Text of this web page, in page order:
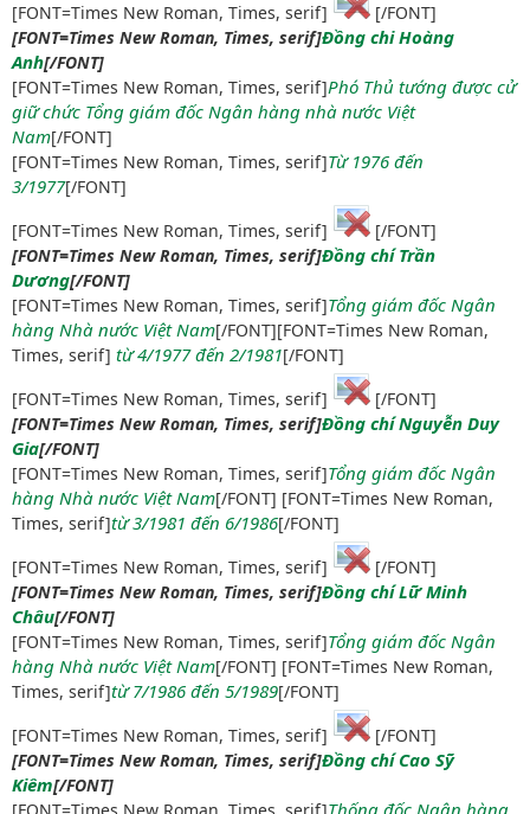
[FONT=Times New Roman, Times, serif]
[/FONT]
[FONT=Times New Roman, Times, serif]Đồng chi Hoàng
Anh[/FONT]
[FONT=Times New Roman, Times, serif]Phó Thủ tướng được cử
giữ chức Tổng giám đốc Ngân hàng nhà nước Việt
Nam[/FONT]
[FONT=Times New Roman, Times, serif]Từ 1976 đến
3/1977[/FONT]
[FONT=Times New Roman, Times, serif]
[/FONT]
[FONT=Times New Roman, Times, serif]Đồng chí Trần
Dương[/FONT]
[FONT=Times New Roman, Times, serif]Tổng giám đốc Ngân
hàng Nhà nước Việt Nam[/FONT][FONT=Times New Roman,
Times, serif] từ 4/1977 đến 2/1981[/FONT]
[FONT=Times New Roman, Times, serif]
[/FONT]
[FONT=Times New Roman, Times, serif]Đồng chí Nguyễn Duy
Gia[/FONT]
[FONT=Times New Roman, Times, serif]Tổng giám đốc Ngân
hàng Nhà nước Việt Nam[/FONT] [FONT=Times New Roman,
Times, serif]từ 3/1981 đến 6/1986[/FONT]
[FONT=Times New Roman, Times, serif]
[/FONT]
[FONT=Times New Roman, Times, serif]Đồng chí Lữ Minh
Châu[/FONT]
[FONT=Times New Roman, Times, serif]Tổng giám đốc Ngân
hàng Nhà nước Việt Nam[/FONT] [FONT=Times New Roman,
Times, serif]từ 7/1986 đến 5/1989[/FONT]
[FONT=Times New Roman, Times, serif]
[/FONT]
[FONT=Times New Roman, Times, serif]Đồng chí Cao Sỹ
Kiêm[/FONT]